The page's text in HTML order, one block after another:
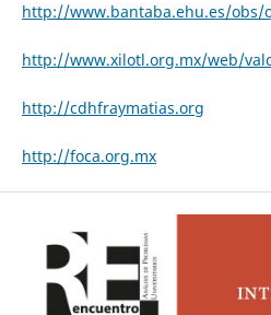
http://www.bantaba.ehu.es/
http://www.xilotl.org.mx/web/
http://cdhfraymatias.org
http://foca.org.mx